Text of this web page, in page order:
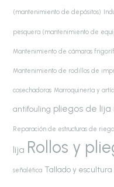
(mantenimiento de depósitos)
pesquera (mantenimiento de
Mantenimiento de cámaras
Mantenimiento de rodillos de
cosechadoras Marroquinería y
antifouling pliegos de lija
Reparación de estructuras de riego
lija Rollos y
señalética Tallado y